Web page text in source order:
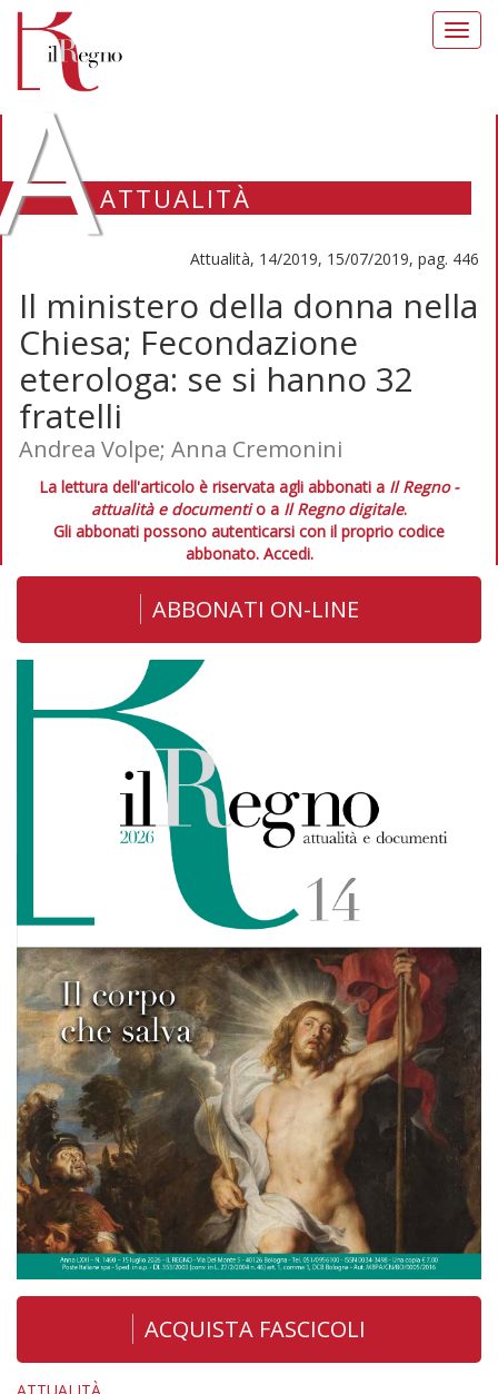
ATTUALITÀ
Attualità, 14/2019, 15/07/2019, pag. 446
Il ministero della donna nella
Chiesa; Fecondazione
eterologa: se si hanno 32
fratelli
Andrea Volpe; Anna Cremonini
La lettura dell'articolo è riservata agli abbonati a Il Regno -
attualità e documentio a Il Regno digitale.
Gli abbonati possono autenticarsi con il proprio codice
abbonato. Accedi.
ABBONATI ON-LINE
ACQUISTA FASCICOLI